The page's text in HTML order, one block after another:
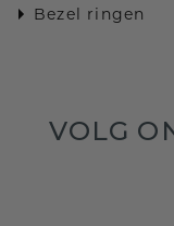
Bezel ringen
VOLG